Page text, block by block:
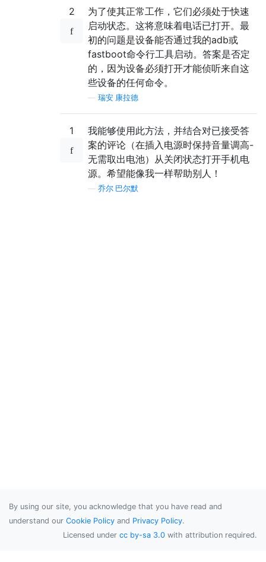
2
为了使其正常工作，它们必须处于快速
启动状态。这将意味着电话已打开。最
初的问题是设备能否通过我的adb或
fastboot命令行工具启动。答案是否定
的，因为设备必须打开才能侦听来自这
些设备的任何命令。
瑞安·康拉德
1
我能够使用此方法，并结合对已接受答
案的评论（在插入电源时保持音量调高-
无需取出电池）从关闭状态打开手机电
源。希望能像我一样帮助别人！
乔尔·巴尔默
By using our site, you acknowledge that you have read and
understand our Cookie Policy and Privacy Policy.
Licensed under cc by-sa 3.0 with attribution required.